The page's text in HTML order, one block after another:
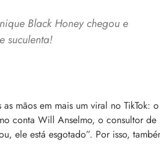
Black Honey chegou e
suculenta!
mãos em mais um viral no TikTok: o
conta Will Anselmo, o consultor de
ele está esgotado”. Por isso,
Queda de cabelo masculina: causas,
e mais
A queda de cabelo masculina é um quadro